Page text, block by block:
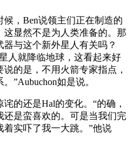
，Ben说领主们正在制造的
显然不是为人类准备的。那
与这个新外星人有关吗？
人就降临地球，这看起来好
的是，不用火箭专家指点，
”Aubuchon如是说。
的还是Hal的变化。“的确，
是蛮喜欢的。可是当我们完
实吓了我一大跳。”他说